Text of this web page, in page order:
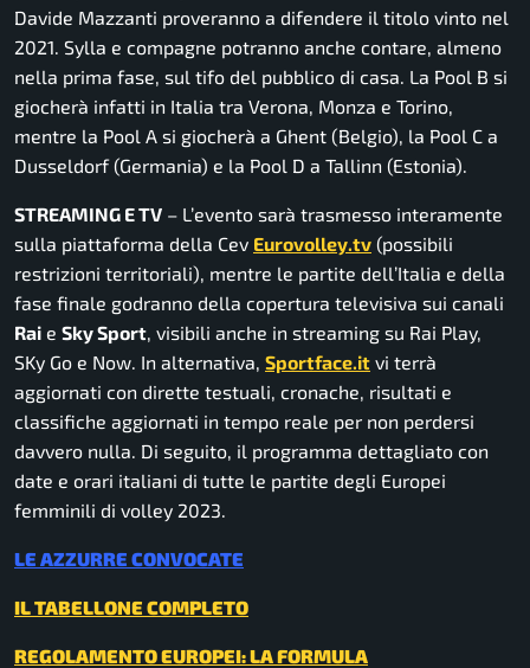
Davide Mazzanti proveranno a difendere il titolo vinto nel
2021. Sylla e compagne potranno anche contare, almeno
nella prima fase, sul tifo del pubblico di casa. La Pool B si
giocherà infatti in Italia tra Verona, Monza e Torino,
mentre la Pool A si giocherà a Ghent (Belgio), la Pool C a
Dusseldorf (Germania) e la Pool D a Tallinn (Estonia).
STREAMING E TV – L’evento sarà trasmesso interamente
sulla piattaforma della Cev Eurovolley.tv (possibili
restrizioni territoriali), mentre le partite dell’Italia e della
fase finale godranno della copertura televisiva sui canali
Rai e Sky Sport , visibili anche in streaming su Rai Play,
SKy Go e Now. In alternativa, Sportface.it vi terrà
aggiornati con dirette testuali, cronache, risultati e
classifiche aggiornati in tempo reale per non perdersi
davvero nulla. Di seguito, il programma dettagliato con
date e orari italiani di tutte le partite degli Europei
femminili di volley 2023.
LE AZZURRE CONVOCATE
IL TABELLONE COMPLETO
REGOLAMENTO EUROPEI: LA FORMULA